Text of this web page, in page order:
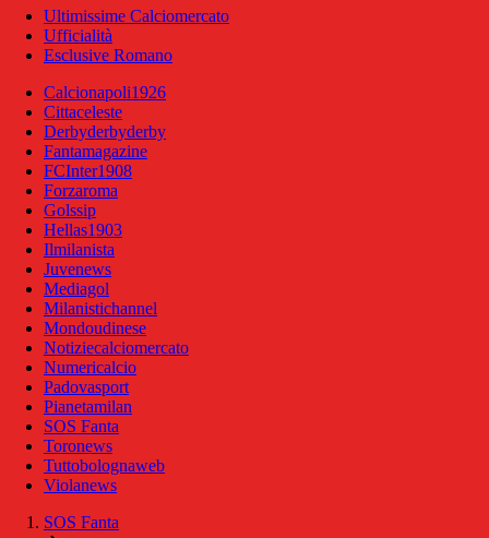
Ultimissime Calciomercato
Ufficialità
Esclusive Romano
Calcionapoli1926
Cittaceleste
Derbyderbyderby
Fantamagazine
FCInter1908
Forzaroma
Golssip
Hellas1903
Ilmilanista
Juvenews
Mediagol
Milanistichannel
Mondoudinese
Notiziecalciomercato
Numericalcio
Padovasport
Pianetamilan
SOS Fanta
Toronews
Tuttobolognaweb
Violanews
SOS Fanta